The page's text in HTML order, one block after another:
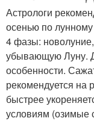
Астрологи
осенью по
4 фазы:
убывающую Луну.
особенности.
рекомендуется на
быстрее
условиям (озимые